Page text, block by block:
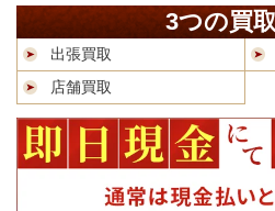
3つの買
出張買取
店舗買取